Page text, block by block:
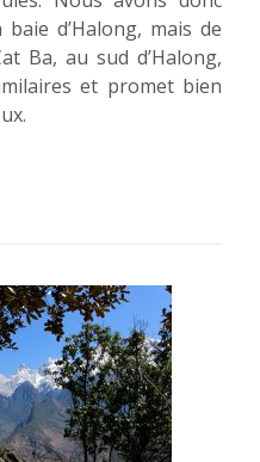
d’Halong, mais de
Ba, au sud d’Halong,
et promet bien
»